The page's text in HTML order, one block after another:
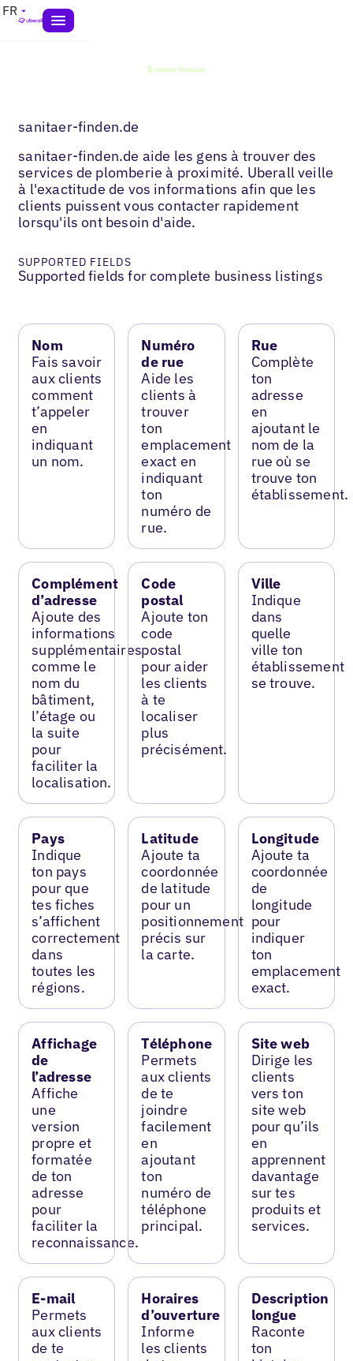
FR
sanitaer-finden.de
sanitaer-finden.de aide les gens à trouver des
services de plomberie à proximité. Uberall veille
à l'exactitude de vos informations afin que les
clients puissent vous contacter rapidement
lorsqu'ils ont besoin d'aide.
SUPPORTED FIELDS
Supported fields for complete business listings
Nom
Fais savoir
aux clients
comment
t’appeler
en
indiquant
un nom.
Numéro
de rue
Aide les
clients à
trouver
ton
emplacement
exact en
indiquant
ton
numéro de
rue.
Rue
Complète
ton
adresse
en
ajoutant le
nom de la
rue où se
trouve ton
établissement.
Complément
d’adresse
Ajoute des
informations
supplémentaires
comme le
nom du
bâtiment,
l’étage ou
la suite
pour
faciliter la
localisation.
Code
postal
Ajoute ton
code
postal
pour aider
les clients
à te
localiser
plus
précisément.
Ville
Indique
dans
quelle
ville ton
établissement
se trouve.
Pays
Indique
ton pays
pour que
tes fiches
s’affichent
correctement
dans
toutes les
régions.
Latitude
Ajoute ta
coordonnée
de latitude
pour un
positionnement
précis sur
la carte.
Longitude
Ajoute ta
coordonnée
de
longitude
pour
indiquer
ton
emplacement
exact.
Affichage
de
l’adresse
Affiche
une
version
propre et
formatée
de ton
adresse
pour
faciliter la
reconnaissance.
Téléphone
Permets
aux clients
de te
joindre
facilement
en
ajoutant
ton
numéro de
téléphone
principal.
Site web
Dirige les
clients
vers ton
site web
pour qu’ils
en
apprennent
davantage
sur tes
produits et
services.
E-mail
Permets
aux clients
de te
Horaires
d’ouverture
Informe
les clients
Description
longue
Raconte
ton